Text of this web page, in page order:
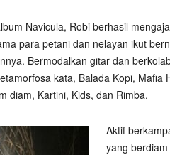
Navicula, Robi berhasil
para petani dan nelayan ikut
Bermodalkan gitar dan
kata, Balada Kopi, Mafia
diam, Kartini, Kids, dan Rimba.
Aktif
yang